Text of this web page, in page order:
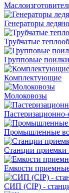
Генераторы
Трубчатые
Групповые поилки
Комплектующие
Молоковозы
Промышленные
Станции приемки
Емкости
СИП (CIP) -